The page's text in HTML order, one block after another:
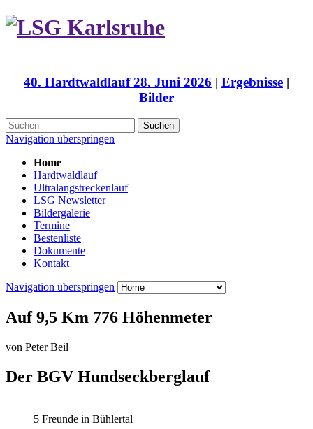
40. Hardtwaldlauf 28. Juni 2026 | Ergebnisse |
Bilder
Suchen
Navigation überspringen
Home
Hardtwaldlauf
Ultralangstreckenlauf
LSG Newsletter
Bildergalerie
Termine
Bestenliste
Dokumente
Kontakt
Navigation überspringen
Auf 9,5 Km 776 Höhenmeter
von Peter Beil
Der BGV Hundseckberglauf
5 Freunde in Bühlertal